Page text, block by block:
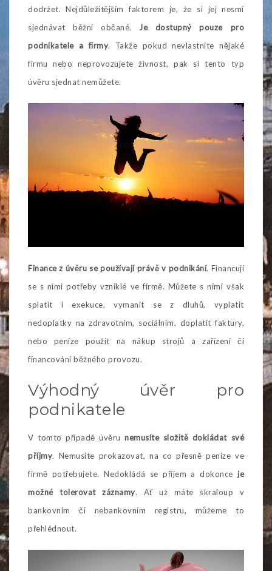
dodržet. Nejdůležitějším faktorem je, že si jej nesmí
sjednávat běžní občané. Je dostupný pouze pro
podnikatele a firmy. Takže pokud nevlastníte nějaké
firmu nebo neprovozujete živnost, pak si tento typ
úvěru sjednat nemůžete.
Finance z úvěru se používají právě v podnikání. Financují
se s nimi potřeby vzniklé ve firmě. Můžete s nimi však
splatit i exekuce, vymanit se z dluhů, vyplatit
nedoplatky na zdravotním, sociálním, doplatit faktury,
nebo peníze použít na nákup strojů a zařízení či
financování běžného provozu.
Výhodný úvěr pro
podnikatele
V tomto případě úvěrunemusíte složitě dokládat své
příjmy. Nemusíte prokazovat, na co přesně peníze ve
firmě potřebujete. Nedokládá se příjem a dokonce je
možné tolerovat záznamy. Ať už máte škraloup v
bankovním či nebankovním registru, můžeme to
přehlédnout.